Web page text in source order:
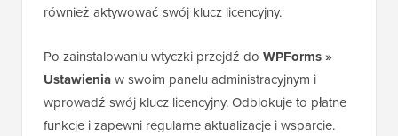
również aktywować swój klucz licencyjny.
Po zainstalowaniu wtyczki przejdź do WPForms »
Ustawieniaw swoim panelu administracyjnym i
wprowadź swój klucz licencyjny. Odblokuje to płatne
funkcje i zapewni regularne aktualizacje i wsparcie.